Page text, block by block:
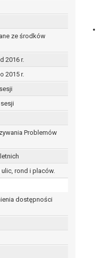
ze środków
2016 r.
2015 r.
Problemów
rond i placów.
dostępności